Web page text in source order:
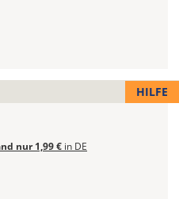
HILFE
nur 1,99 € in DE